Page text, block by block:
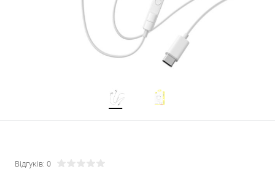
Відгуків: 0